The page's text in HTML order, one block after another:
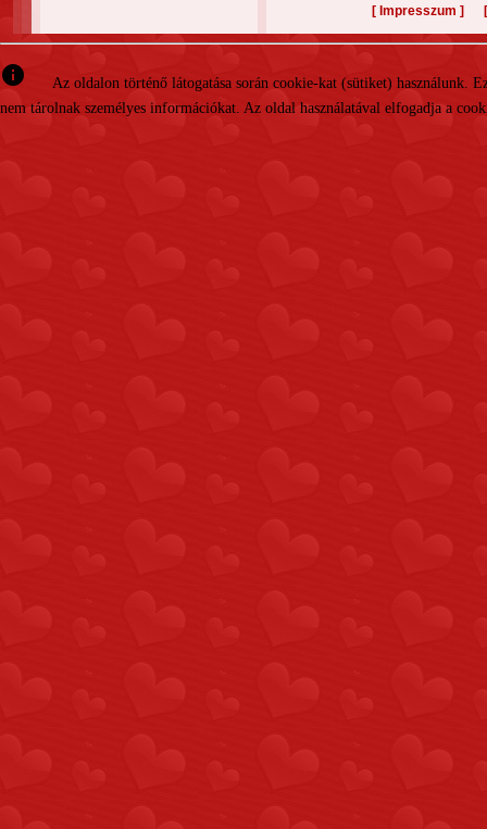
[ Impresszum ]
info
Az oldalon történő látogatása során cookie-kat (sütiket)
nem tárolnak személyes információkat. Az oldal használatával elfogadja a